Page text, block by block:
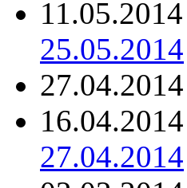
25.05.2014
27.04.2014